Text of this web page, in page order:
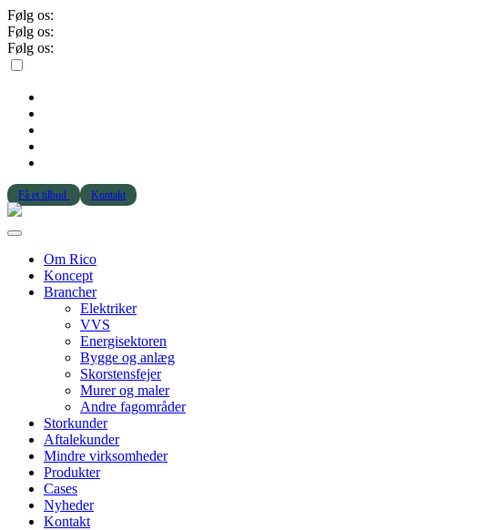
Følg os:
Følg os:
Følg os:
Få et tilbud Kontakt
Om Rico
Koncept
Brancher
Elektriker
VVS
Energisektoren
Bygge og anlæg
Skorstensfejer
Murer og maler
Andre fagområder
Storkunder
Aftalekunder
Mindre virksomheder
Produkter
Cases
Nyheder
Kontakt